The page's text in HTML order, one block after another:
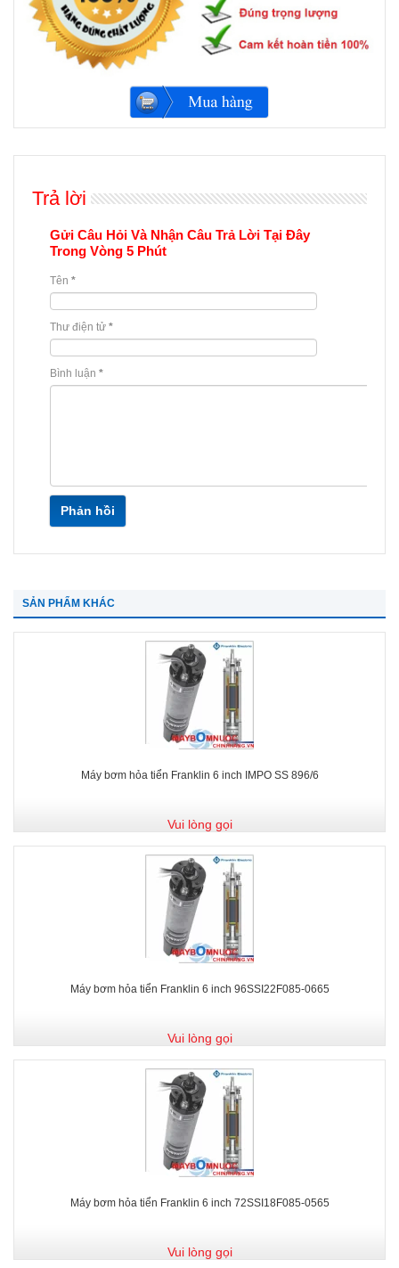
Trả lời
Gửi Câu Hỏi Và Nhận Câu Trả Lời Tại Đây
Trong Vòng 5 Phút
Tên *
Thư điện tử *
Bình luận *
Phản hồi
SẢN PHẨM KHÁC
Máy bơm hỏa tiển Franklin 6 inch IMPO SS 896/6
Vui lòng gọi
Máy bơm hỏa tiển Franklin 6 inch 96SSI22F085-0665
Vui lòng gọi
Máy bơm hỏa tiển Franklin 6 inch 72SSI18F085-0565
Vui lòng gọi